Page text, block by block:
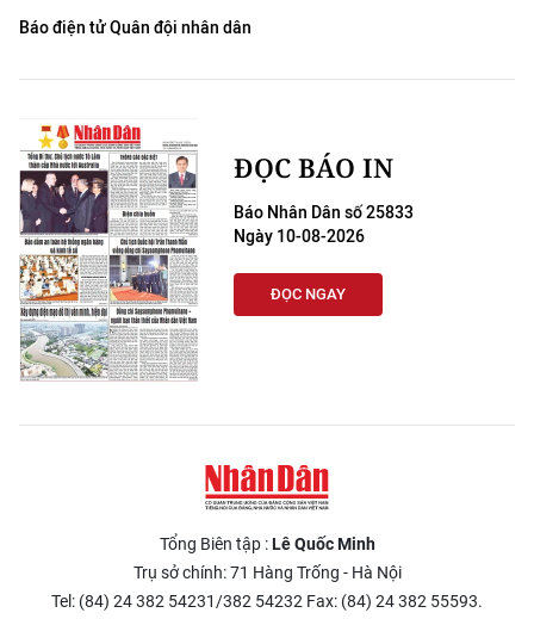
Báo điện tử Quân đội nhân dân
ĐỌC BÁO IN
Báo Nhân Dân số 25833
Ngày 10-08-2026
ĐỌC NGAY
Tổng Biên tập :Lê Quốc Minh
Trụ sở chính: 71 Hàng Trống - Hà Nội
Tel: (84) 24 382 54231/382 54232 Fax: (84) 24 382 55593.